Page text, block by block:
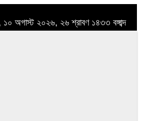
১০ অগাস্ট ২০২৬, ২৬ শ্রাবণ ১৪৩৩ বঙ্গাব্দ